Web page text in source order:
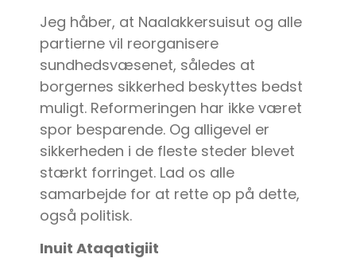
Jeg håber, at Naalakkersuisut og alle
partierne vil reorganisere
sundhedsvæsenet, således at
borgernes sikkerhed beskyttes bedst
muligt. Reformeringen har ikke været
spor besparende. Og alligevel er
sikkerheden i de fleste steder blevet
stærkt forringet. Lad os alle
samarbejde for at rette op på dette,
også politisk.
Inuit Ataqatigiit